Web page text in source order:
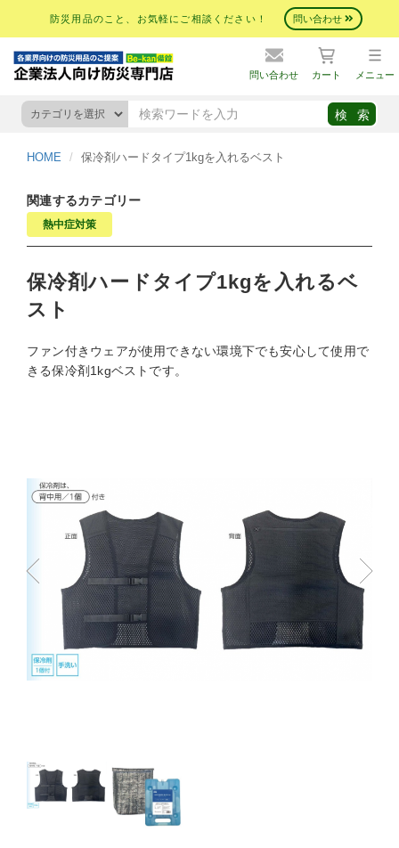
防災用品のこと、お気軽にご相談ください！ 問い合わせ
問い合わせ カート メニュー
HOME 保冷剤ハードタイプ1kgを入れるベスト
関連するカテゴリー
熱中症対策
保冷剤ハードタイプ1kgを入れるベ
スト
ファン付きウェアが使用できない環境下でも安心して使用で
きる保冷剤1kgベストです。